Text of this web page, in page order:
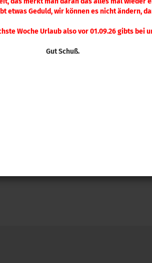
etwas Geduld, wir können es nicht ändern,
Woche Urlaub also vor 01.09.26 gibts bei
Gut Schuß.